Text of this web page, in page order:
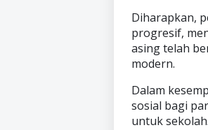
Diharapkan,
progresif,
asing telah
modern.
Dalam
sosial bagi
untuk sekolah.